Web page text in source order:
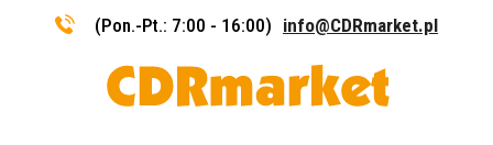
(Pon.-Pt.: 7:00 - 16:00) info@CDRmarket.pl